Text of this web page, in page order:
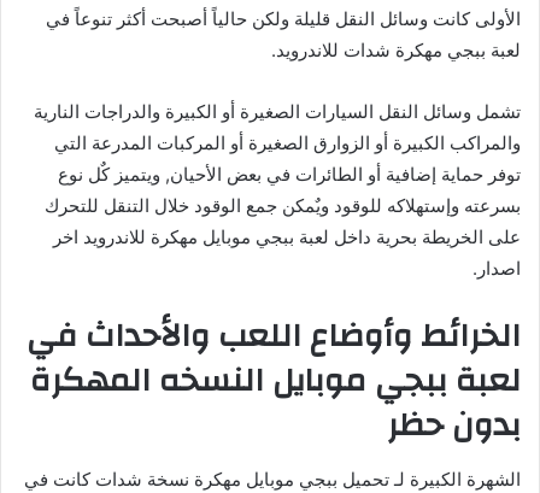
الأولى كانت وسائل النقل قليلة ولكن حالياً أصبحت أكثر تنوعاً في
لعبة ببجي مهكرة شدات للاندرويد.
تشمل وسائل النقل السيارات الصغيرة أو الكبيرة والدراجات النارية
والمراكب الكبيرة أو الزوارق الصغيرة أو المركبات المدرعة التي
توفر حماية إضافية أو الطائرات في بعض الأحيان, ويتميز كٌل نوع
بسرعته وإستهلاكه للوقود ويٌمكن جمع الوقود خلال التنقل للتحرك
على الخريطة بحرية داخل لعبة ببجي موبايل مهكرة للاندرويد اخر
اصدار.
الخرائط وأوضاع اللعب والأحداث في
لعبة ببجي موبايل النسخه المهكرة
بدون حظر
الشهرة الكبيرة لـ تحميل ببجي موبايل مهكرة نسخة شدات كانت في